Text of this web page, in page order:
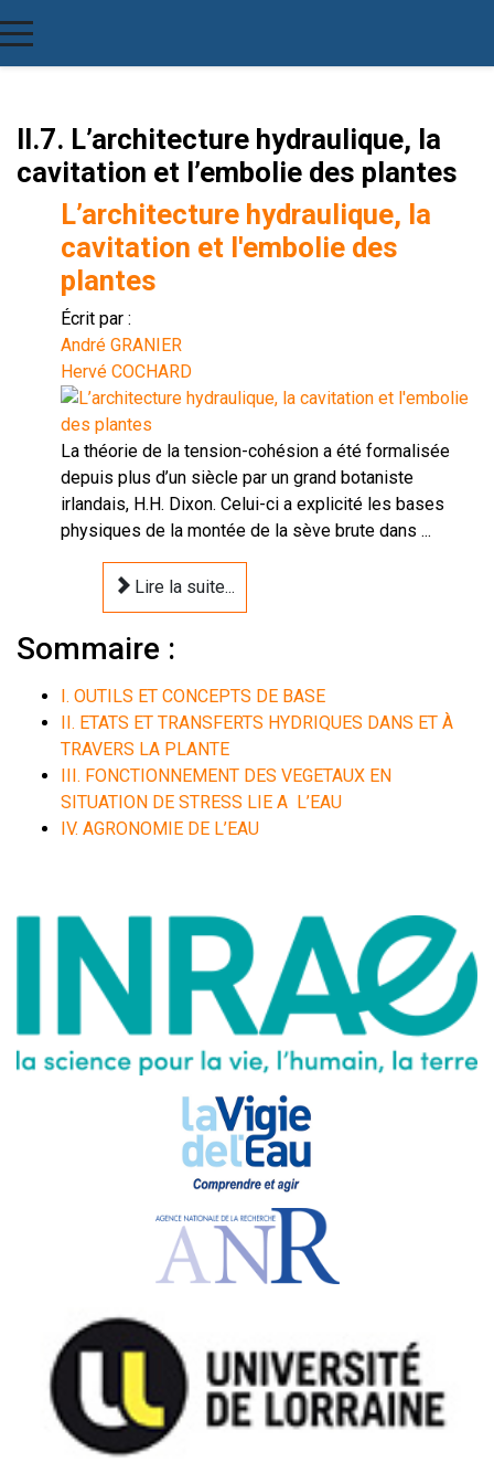
II.7. L’architecture hydraulique, la
cavitation et l’embolie des plantes
L’architecture hydraulique, la
cavitation et l'embolie des
plantes
Écrit par :
André GRANIER
Hervé COCHARD
La théorie de la tension-cohésion a été formalisée
depuis plus d’un siècle par un grand botaniste
irlandais, H.H. Dixon. Celui-ci a explicité les bases
physiques de la montée de la sève brute dans ...
Lire la suite...
Sommaire :
I. OUTILS ET CONCEPTS DE BASE
II. ETATS ET TRANSFERTS HYDRIQUES DANS ET À
TRAVERS LA PLANTE
III. FONCTIONNEMENT DES VEGETAUX EN
SITUATION DE STRESS LIE A L’EAU
IV. AGRONOMIE DE L’EAU